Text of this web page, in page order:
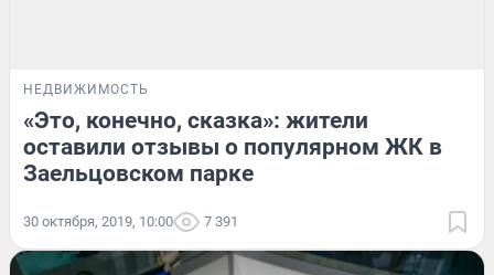
НЕДВИЖИМОСТЬ
«Это, конечно, сказка»: жители
оставили отзывы о популярном ЖК в
Заельцовском парке
30 октября, 2019, 10:00 7 391